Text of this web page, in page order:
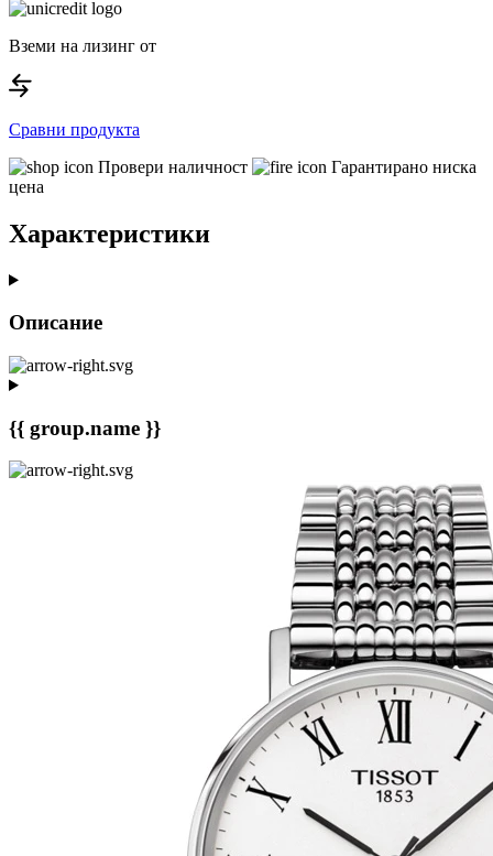
Вземи на лизинг от
Сравни продукта
Провери наличност
Гарантирано ниска
цена
Характеристики
Описание
{{ group.name }}